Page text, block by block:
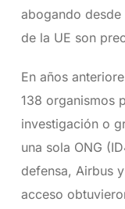
abogando
de la UE son
En años
138 organismos
investigación o
una sola ONG
defensa, Airbus
acceso